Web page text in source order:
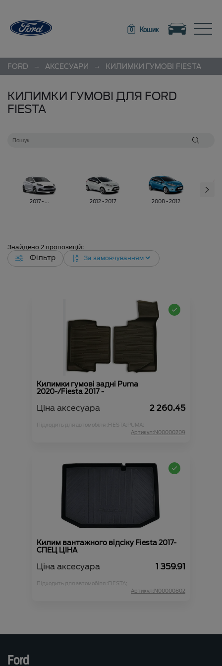
0 Кошик Toggle navigation
FORD → АКСЕСУАРИ → КИЛИМКИ ГУМОВІ FIESTA
КИЛИМКИ ГУМОВІ ДЛЯ FORD
FIESTA
2017 - ... 2012 - 2017 2008 - 2012
Знайдено 2 пропозицій:
Фільтр
Килимки гумові задні Puma
2020-/Fiesta 2017 -
Ціна аксесуара 2 260.45
Підходить для автомобіля :FIESTA;PUMA;
Артикул:N00000209
Килим вантажного відсіку Fiesta 2017-
СПЕЦ ЦІНА
Ціна аксесуара 1 359.91
Підходить для автомобіля :FIESTA;
Артикул:N00000802
Ford